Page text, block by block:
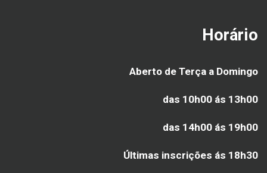
Horário
Aberto de Terça a Domingo
das 10h00 ás 13h00
das 14h00 ás 19h00
Últimas inscrições ás 18h30